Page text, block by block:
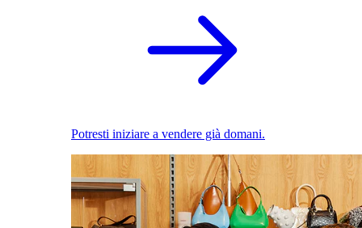
Potresti iniziare a vendere già domani.